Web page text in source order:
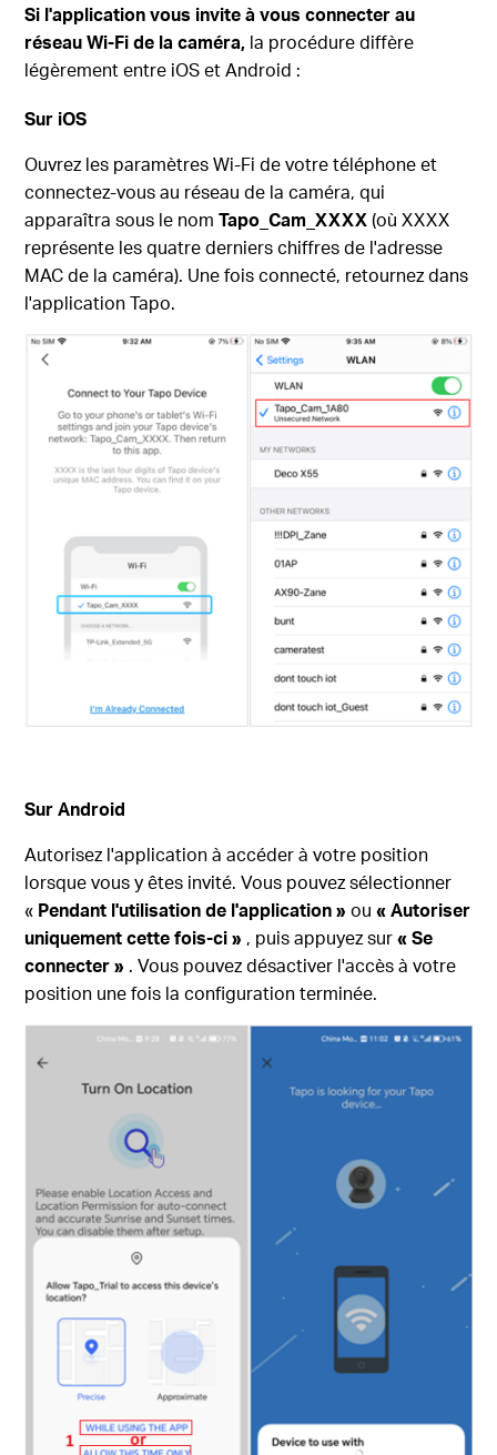
Si l'application vous invite à vous connecter au
réseau Wi-Fi de la caméra, la procédure diffère
légèrement entre iOS et Android :
Sur iOS
Ouvrez les paramètres Wi-Fi de votre téléphone et
connectez-vous au réseau de la caméra, qui
apparaîtra sous le nomTapo_Cam_XXXX(où XXXX
représente les quatre derniers chiffres de l'adresse
MAC de la caméra). Une fois connecté, retournez dans
l'application Tapo.
Sur Android
Autorisez l'application à accéder à votre position
lorsque vous y êtes invité. Vous pouvez sélectionner
« Pendant l'utilisation de l'application » ou« Autoriser
uniquement cette fois-ci » , puis appuyez sur« Se
connecter » . Vous pouvez désactiver l'accès à votre
position une fois la configuration terminée.